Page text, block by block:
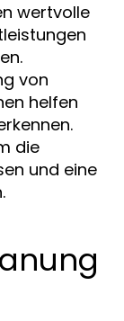
wertvolle
von
helfen
die
und eine